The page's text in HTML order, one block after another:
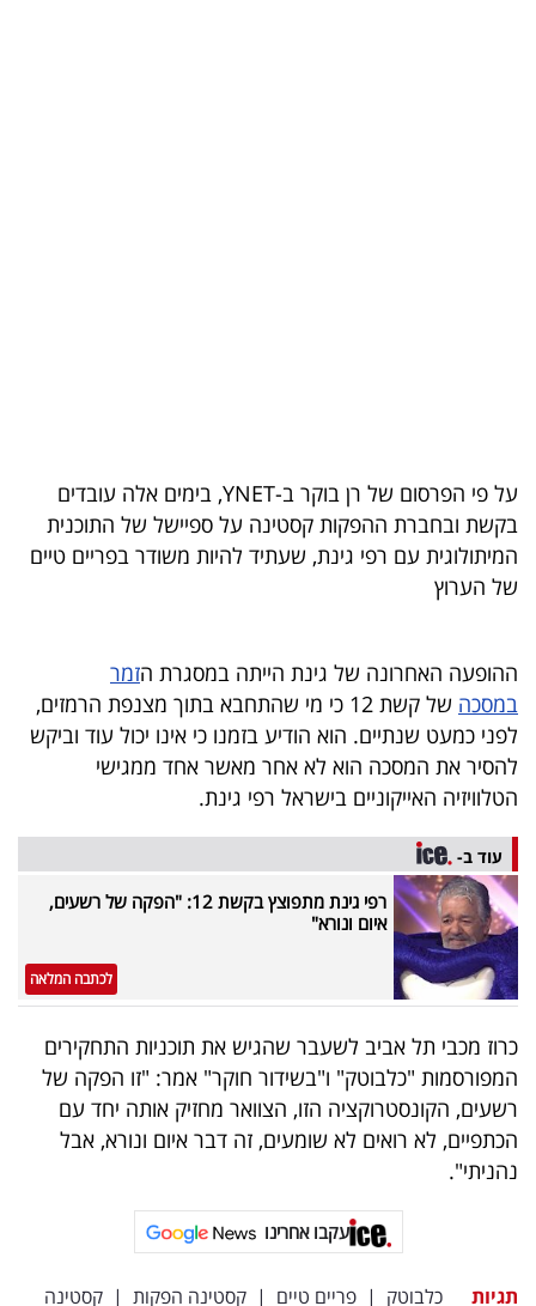
TOP-
5
המילון
פודקאסט
40
UNDER
40
שיתופי
פעולה
דרושים
ניוזלטרים
מייל
על פי הפרסום של רן בוקר ב-YNET, בימים אלה עובדים
בקשת ובחברת ההפקות קסטינה על ספיישל של התוכנית
המיתולוגית עם רפי גינת, שעתיד להיות משודר בפריים טיים
של הערוץ
ההופעה האחרונה של גינת הייתה במסגרת הזמר
במסכה
של קשת 12 כי מי שהתחבא בתוך מצנפת הרמזים,
לפני כמעט שנתיים. הוא הודיע בזמנו כי אינו יכול עוד וביקש
להסיר את המסכה הוא לא אחר מאשר אחד ממגישי
הטלוויזיה האייקוניים בישראל רפי גינת.
עוד ב-
רפי גינת מתפוצץ בקשת 12: "הפקה של רשעים,
איום ונורא"
לכתבה המלאה
כרוז מכבי תל אביב לשעבר שהגיש את תוכניות התחקירים
המפורסמות "כלבוטק" ו"בשידור חוקר" אמר: "זו הפקה של
רשעים, הקונסטרוקציה הזו, הצוואר מחזיק אותה יחד עם
הכתפיים, לא רואים לא שומעים, זה דבר איום ונורא, אבל
נהניתי".
עקבו אחרינו
תגיות כלבוטק | פריים טיים | קסטינה הפקות | קסטינה